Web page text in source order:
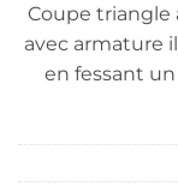
Coupe triangle
avec armature
en fessant